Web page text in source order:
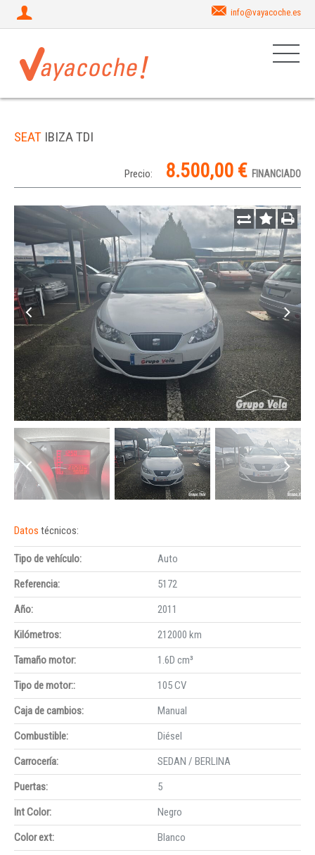
info@vayacoche.es
SEAT IBIZA TDI
Precio: 8.500,00 € FINANCIADO
Datos técnicos:
Tipo de vehículo:
Auto
Referencia:
5172
Año:
2011
Kilómetros:
212000 km
Tamaño motor:
1.6D cm³
Tipo de motor::
105 CV
Caja de cambios:
Manual
Combustible:
Diésel
Carrocería:
SEDAN / BERLINA
Puertas:
5
Int Color:
Negro
Color ext:
Blanco